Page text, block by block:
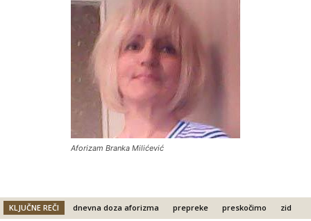
Aforizam Branka Milićević
KLJUČNE REČI dnevna doza aforizma prepreke preskočimo zid